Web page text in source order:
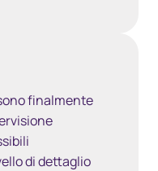
finalmente
di dettaglio